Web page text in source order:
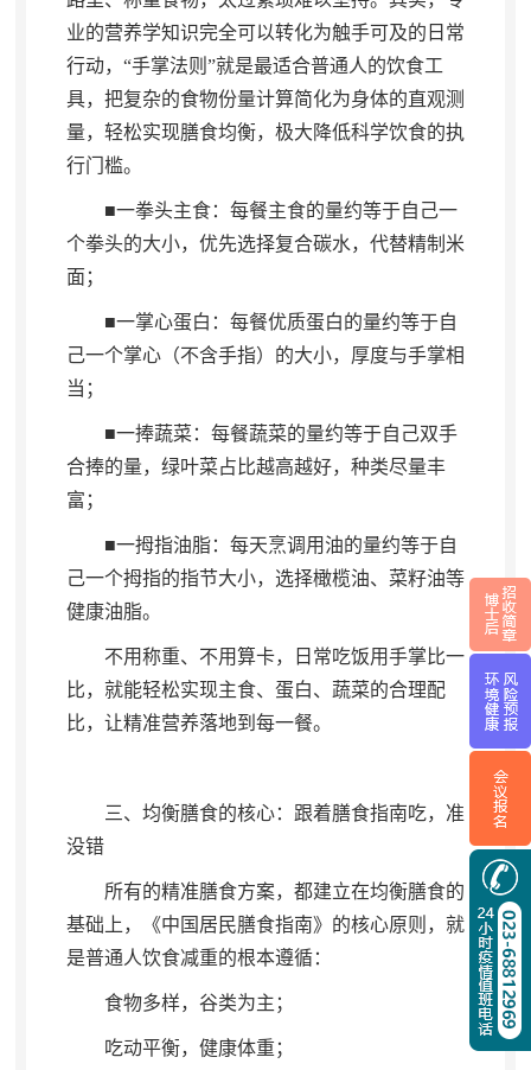
业的营养学知识完全可以转化为触手可及的日常
行动， “手掌法则”就是最适合普通人的饮食工
具，把复杂的食物份量计算简化为身体的直观测
量， 轻松实现膳食均衡，极大降低科学饮食的执
行门槛。
■一拳头主食：每餐主食的量约等于自己一
个拳头的大小， 优先选择复合碳水，代替精制米
面 ；
■一掌心蛋白：每餐优质蛋白的量约等于自
己一个掌心（不含手指）的大小， 厚度与手掌相
当；
■一捧蔬菜：每餐蔬菜的量约等于自己双手
合捧的量， 绿叶菜占比越高越好，种类尽量丰
富 ；
■一拇指油脂：每天烹调用油的量约等于自
己一个拇指的指节大小， 选择橄榄油、菜籽油等
健康油脂。
不用称重、不用算卡，
日常吃饭用手掌比一
比，就能轻松实现主食、蛋白、蔬菜的合理配
比， 让精准营养落地到每一餐。
三、均衡膳食的核心：跟着膳食指南吃， 准
没错
所有的精准膳食方案， 都建立在均衡膳食的
基础上，《中国居民膳食指南》的核心原则 ， 就
是普通人饮食减重的根本遵循：
食物多样， 谷类为主；
吃动平衡， 健康体重；